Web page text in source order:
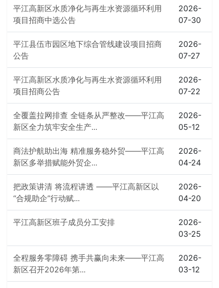
平江高新区水质净化与再生水资源循环利用
项目招商中选公告
2026-
07-30
平江县伍市园区地下综合管线建设项目招商
公告
2026-
07-27
平江高新区水质净化与再生水资源循环利用
项目招商公告
2026-
07-22
全覆盖拉网排查 全链条从严整改——平江高
新区全力筑牢安全生产...
2026-
05-12
商法护航助出海 精准服务稳外贸——平江高
新区多举措赋能外贸企...
2026-
04-24
把政策讲清 将流程讲透 ——平江高新区以
“合规助企”行动赋...
2026-
04-20
平江高新区班子成员分工安排
2026-
03-25
全程服务零障碍 携手共赢向未来——平江高
新区召开2026年第...
2026-
03-12